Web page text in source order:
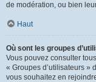
de modération, ou bien
Haut
Où sont les groupes
Vous pouvez consulter
« Groupes d’utilisateurs »
vous souhaitez en